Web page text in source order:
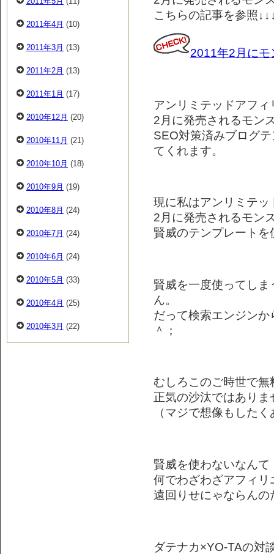
こちらの記事を参照
2011年2月にモ
アンリミテッドアフ
2月に発売されるモン
SEO対策済みブログ
てくれます。
現に私はアンリミテ
2月に発売されるモン
賢威のテンプレート
賢威を一度使ってし
ん。
だって検索エンジン
＾；
むしろこのご時世で
正気の沙汰ではあり
（マジで想像もした
賢威を使わないなんて
何でわざわざアフィ
遠回りせにゃならんの
ダテナカ×YO-TAの対
2011年4月 (10)
2011年3月 (13)
2011年2月 (13)
2011年1月 (17)
2010年12月 (20)
2010年11月 (21)
2010年10月 (18)
2010年9月 (19)
2010年8月 (24)
2010年7月 (24)
2010年6月 (24)
2010年5月 (33)
2010年4月 (25)
2010年3月 (22)